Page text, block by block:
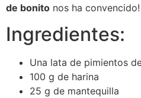
de bonito nos ha convencido!
Ingredientes:
Una lata de pimientos
100 g de harina
25 g de mantequilla